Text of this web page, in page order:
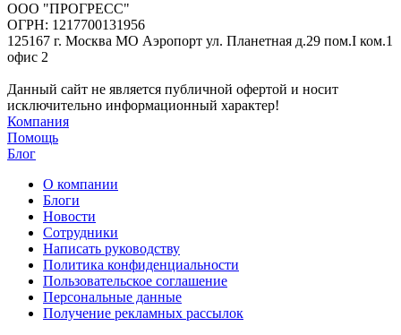
ООО "ПРОГРЕСС"
ОГРН: 1217700131956
125167 г. Москва МО Аэропорт ул. Планетная д.29 пом.I ком.1
офис 2
Данный сайт не является публичной офертой и носит
исключительно информационный характер!
Компания
Помощь
Блог
О компании
Блоги
Новости
Сотрудники
Написать руководству
Политика конфиденциальности
Пользовательское соглашение
Персональные данные
Получение рекламных рассылок